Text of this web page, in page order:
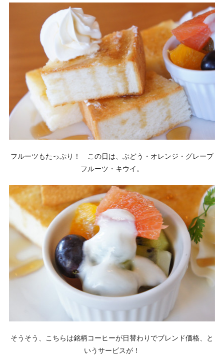
フルーツもたっぷり！ この日は、ぶどう・オレンジ・グレープ
フルーツ・キウイ。
そうそう、こちらは銘柄コーヒーが日替わりでブレンド価格、と
いうサービスが！